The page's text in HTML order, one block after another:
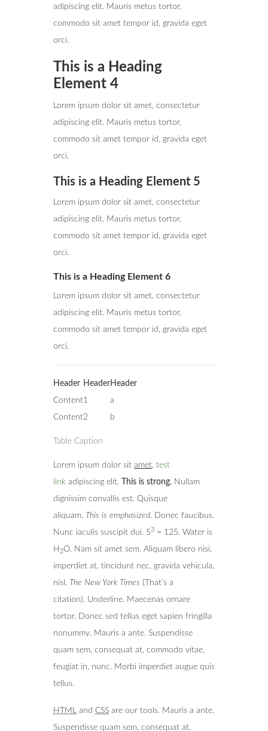
adipiscing elit. Mauris metus tortor,
commodo sit amet tempor id, gravida eget
orci.
This is a Heading
Element 4
Lorem ipsum dolor sit amet, consectetur
adipiscing elit. Mauris metus tortor,
commodo sit amet tempor id, gravida eget
orci.
This is a Heading Element 5
Lorem ipsum dolor sit amet, consectetur
adipiscing elit. Mauris metus tortor,
commodo sit amet tempor id, gravida eget
orci.
This is a Heading Element 6
Lorem ipsum dolor sit amet, consectetur
adipiscing elit. Mauris metus tortor,
commodo sit amet tempor id, gravida eget
orci.
Table Caption
Header HeaderHeader
Content1
a
Content2 b
Lorem ipsum dolor sit amet, test
link adipiscing elit. This is strong. Nullam
dignissim convallis est. Quisque
aliquam. This is emphasized. Donec faucibus.
Nunc iaculis suscipit dui. 53 = 125. Water is
H 2O. Nam sit amet sem. Aliquam libero nisi,
imperdiet at, tincidunt nec, gravida vehicula,
nisl. The New York Times (That’s a
citation). Underline. Maecenas ornare
tortor. Donec sed tellus eget sapien fringilla
nonummy. Mauris a ante. Suspendisse
quam sem, consequat at, commodo vitae,
feugiat in, nunc. Morbi imperdiet augue quis
tellus.
HTML and CSS are our tools. Mauris a ante.
Suspendisse quam sem, consequat at,